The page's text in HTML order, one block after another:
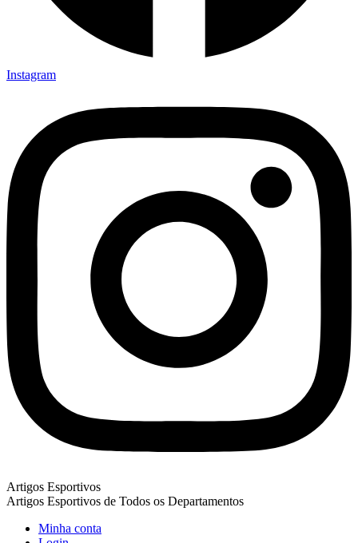
Instagram
Artigos Esportivos
Artigos Esportivos de Todos os Departamentos
Minha conta